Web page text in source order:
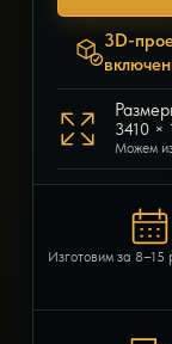
3D-
3410 ×
Можем
Изготовим за 8–15